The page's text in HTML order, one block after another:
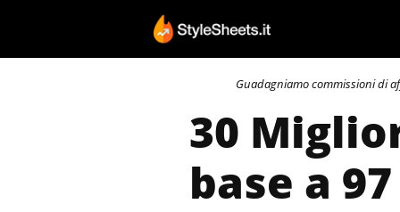
contenuto
Guadagniamo commissioni di
30
base a